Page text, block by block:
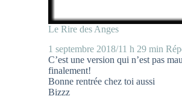
Le Rire des Anges
1 septembre 2018/11 h 29 min
C’est une version qui n’est pas
finalement!
Bonne rentrée chez toi aussi
Bizzz